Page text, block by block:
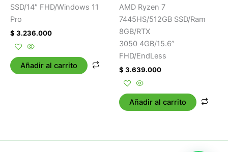
SSD/14″ FHD/Windows 11
Pro
$ 3.236.000
Añadir al carrito
AMD Ryzen 7
7445HS/512GB SSD/Ram
8GB/RTX
3050 4GB/15.6”
FHD/EndLess
$ 3.639.000
Añadir al carrito